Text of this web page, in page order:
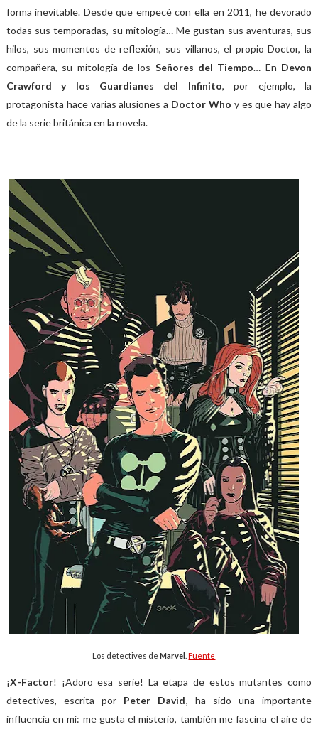
forma inevitable. Desde que empecé con ella en 2011, he devorado
todas sus temporadas, su mitología… Me gustan sus aventuras, sus
hilos, sus momentos de reflexión, sus villanos, el propio Doctor, la
compañera, su mitología de los Señores del Tiempo… En Devon
Crawford y los Guardianes del Infinito, por ejemplo, la
protagonista hace varias alusiones a Doctor Who y es que hay algo
de la serie británica en la novela.
Los detectives deMarvel .Fuente
¡X-Factor! ¡Adoro esa serie! La etapa de estos mutantes como
detectives, escrita por Peter David, ha sido una importante
influencia en mí: me gusta el misterio, también me fascina el aire de